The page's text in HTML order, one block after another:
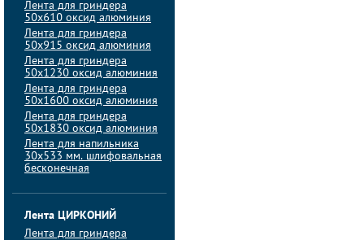
Лента для гриндера
50х610 оксид алюминия
Лента для гриндера
50х915 оксид алюминия
Лента для гриндера
50х1230 оксид алюминия
Лента для гриндера
50х1600 оксид алюминия
Лента для гриндера
50х1830 оксид алюминия
Лента для напильника
30х533 мм. шлифовальная
бесконечная
Лента ЦИРКОНИЙ
Лента для гриндера